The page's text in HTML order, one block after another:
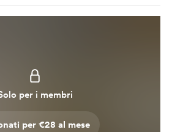
per i membri
per €28 al mese